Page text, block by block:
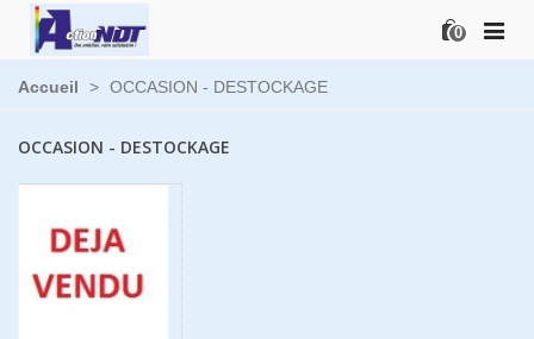
0
Accueil > OCCASION - DESTOCKAGE
OCCASION - DESTOCKAGE